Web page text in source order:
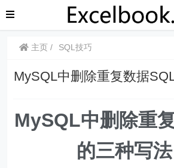
主页 SQL技巧
MySQL中删除重复数据
MySQL中删除重
的三种写法